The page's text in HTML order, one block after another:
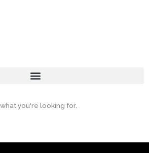
you're looking for.